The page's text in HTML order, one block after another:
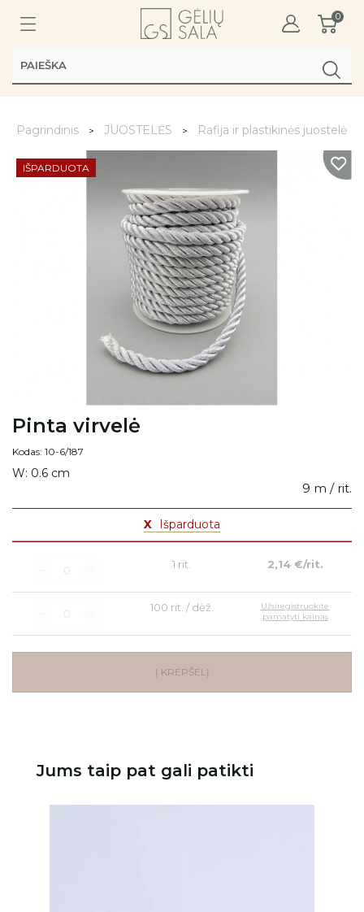
0
Pagrindinis JUOSTELĖS Rafija ir plastikinės juostelės
IŠPARDUOTA
Pinta virvelė
Kodas: 10-6/187
W: 0.6 cm
9 m / rit.
X Išparduota
1 rit. 2,14 €/rit.
100 rit. / dėž.
Užsiregistruokite
pamatyti kainas
Į KREPŠELĮ
Jums taip pat gali patikti